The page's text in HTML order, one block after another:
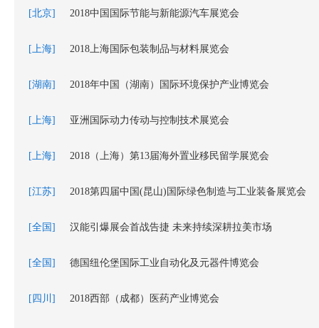
[北京] 2018中国国际节能与新能源汽车展览会
[上海] 2018上海国际包装制品与材料展览会
[湖南] 2018年中国（湖南）国际环境保护产业博览会
[上海] 亚洲国际动力传动与控制技术展览会
[上海] 2018（上海）第13届海外置业移民留学展览会
[江苏] 2018第四届中国(昆山)国际绿色制造与工业装备展览会
[全国] 汉能引爆展会首战告捷 未来持续深耕拉美市场
[全国] 德国纽伦堡国际工业自动化及元器件博览会
[四川] 2018西部（成都）医药产业博览会